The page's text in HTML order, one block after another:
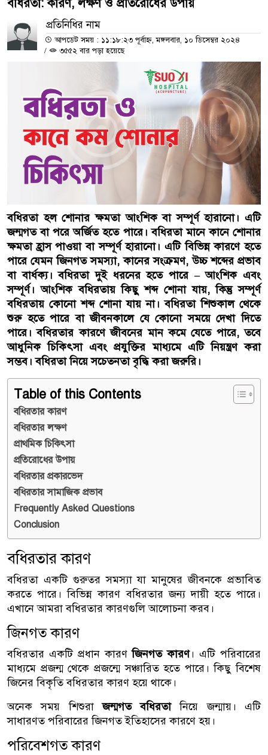
বধিরতা: কারণ, লক্ষণ ও প্রতিরোধের উপায়
প্রতিনিধির নাম
আপডেট সময় : ১১:১৮:২৩ পূর্বাহ্ন, মঙ্গলবার, ১০ ডিসেম্বর ২০২৪
/
৩৫৫২ বার পড়া হয়েছে
বধিরতা হল শোনার ক্ষমতা আংশিক বা সম্পূর্ণ হারানো। এটি
জন্মগত বা পরে অর্জিত হতে পারে। বধিরতা মানে কানে শোনার
ক্ষমতা হ্রাস পাওয়া বা সম্পূর্ণ হারানো। এটি বিভিন্ন কারণে হতে
পারে যেমন জিনগত সমস্যা, কানের সংক্রমণ, উচ্চ শব্দের প্রভাব
বা বার্ধক্য। বধিরতা দুই ধরনের হতে পারে – আংশিক এবং
সম্পূর্ণ। আংশিক বধিরতায় কিছু শব্দ শোনা যায়, কিন্তু সম্পূর্ণ
বধিরতায় কোনো শব্দ শোনা যায় না। বধিরতা শিশুকাল থেকে
শুরু হতে পারে বা জীবনকালে যে কোনো সময়ে দেখা দিতে
পারে। বধিরতার কারণে জীবনের মান কমে যেতে পারে, তবে
আধুনিক চিকিৎসা এবং প্রযুক্তির মাধ্যমে এটি নিয়ন্ত্রণ করা
সম্ভব। বধিরতা নিয়ে সচেতনতা বৃদ্ধি করা জরুরি।
Table of this Contents
বধিরতার কারণ
বধিরতার লক্ষণ
প্রাথমিক চিকিৎসা
প্রতিরোধের উপায়
বধিরতার প্রকারভেদ
বধিরতার সামাজিক প্রভাব
Frequently Asked Questions
Conclusion
বধিরতার কারণ
বধিরতা একটি গুরুতর সমস্যা যা মানুষের জীবনকে প্রভাবিত
করতে পারে। বিভিন্ন কারণ বধিরতার জন্য দায়ী হতে পারে।
এখানে আমরা বধিরতার কারণগুলি আলোচনা করব।
জিনগত কারণ
বধিরতার একটি প্রধান কারণজিনগত কারণ। এটি পরিবারের
মাধ্যমে প্রজন্ম থেকে প্রজন্মে সঞ্চারিত হতে পারে। কিছু বিশেষ
জিনের বিকৃতি বধিরতার কারণ হয়ে থাকে।
অনেক সময় শিশুরাজন্মগত বধিরতানিয়ে জন্মায়। এটি
সাধারণত পরিবারের জিনগত ইতিহাসের কারণে হয়।
পরিবেশগত কারণ